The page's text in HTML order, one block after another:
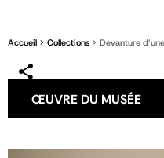
contenu
menu
laAccueil Collections Devanture
ŒUVRE DU MUSÉE